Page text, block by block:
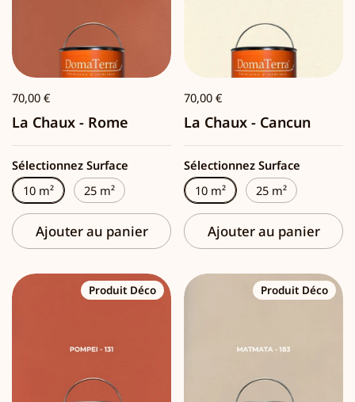
70,00 €
La Chaux - Rome
Sélectionnez Surface
10 m²
25 m²
Ajouter au panier
70,00 €
La Chaux - Cancun
Sélectionnez Surface
10 m²
25 m²
Ajouter au panier
Produit Déco Produit Déco